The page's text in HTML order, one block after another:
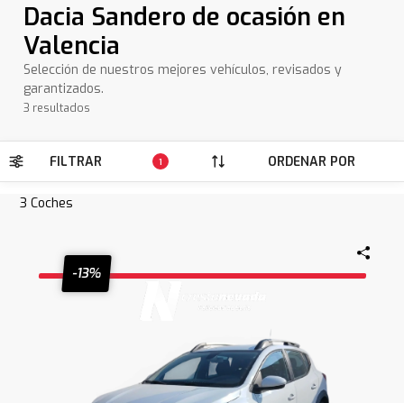
Dacia Sandero de ocasión en
Valencia
Selección de nuestros mejores vehículos, revisados y
garantizados.
3 resultados
FILTRAR 1 ORDENAR POR
3 Coches
-13%